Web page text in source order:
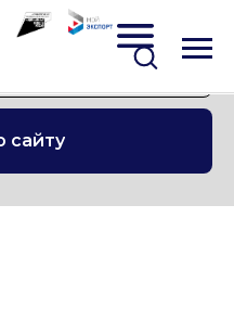
сайту